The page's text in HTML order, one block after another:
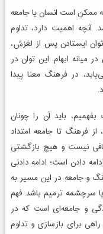
ممکن است انسان یا جامعه
آنچه اهمیت دارد، تداوم
ایستادن پس از لغزش،
میانه ابهام. این توان در
در فرهنگ معنا پیدا
باید آن را چونان
از فرهنگ تا جامعه امتداد
نیست و هیچ بازگشتی
دادن است؛ ادامه دادنی
و جامعه در این مسیر به
سرچشمه ترمیم باشد. فهم
و جامعه‌ای است که در
برای بازسازی و تداوم